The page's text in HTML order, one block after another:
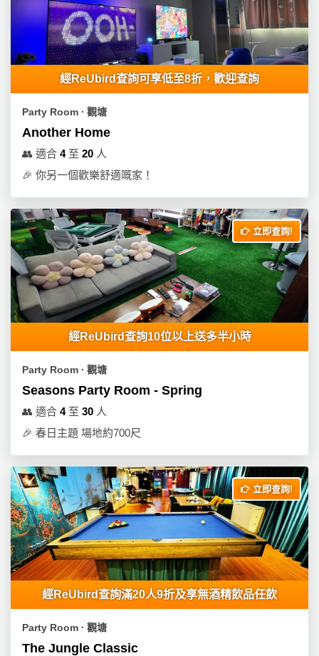
煮
列
聚
會
及
拖
餐
廳
B
B
Q
地
玩
樂
體
驗
手
作
工
作
坊
戶
外
樂
經ReUbird查詢可享低至8折，歡迎查詢
Party Room ∙ 觀塘
Another Home
👥 適合 4至 20 人
🎉 你另一個歡樂舒適嘅家！
立即查詢!
經ReUbird查詢10位以上送多半小時
Party Room ∙ 觀塘
Seasons Party Room - Spring
👥 適合 4至 30 人
🎉 春日主題 場地約700尺
立即查詢!
經ReUbird查詢滿20人9折及享無酒精飲品任飲
Party Room ∙ 觀塘
The Jungle Classic